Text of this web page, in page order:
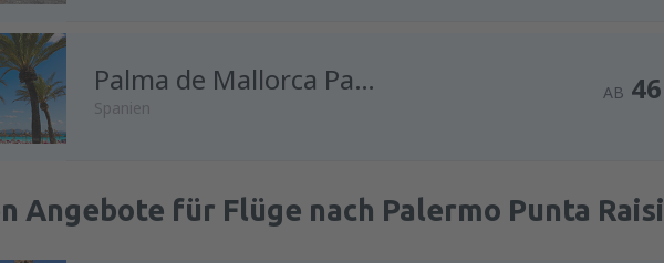
Palma de Mallorca Palma de Mallorca Airport
Spanien
AB 46
Angebote für Flüge nach Palermo Punta Raisi